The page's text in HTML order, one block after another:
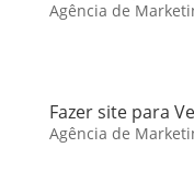
Agência de
Fazer site para
Agência de